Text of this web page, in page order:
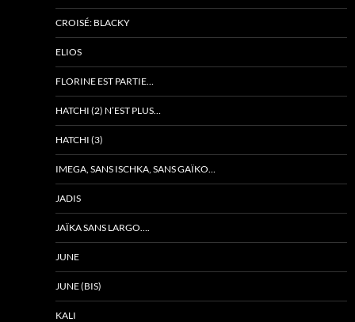
CROISÉ: BLACKY
ELIOS
FLORINE EST PARTIE…
HATCHI (2) N’EST PLUS…
HATCHI (3)
IMEGA, SANS ISCHKA, SANS GAÏKO…
JADIS
JAÏKA SANS LARGO….
JUNE
JUNE (BIS)
KALI